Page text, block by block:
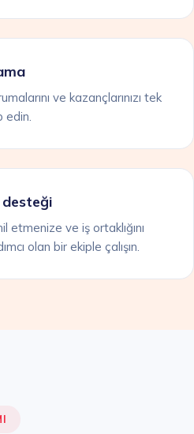
ve kazançlarınızı tek
edin.
etmenize ve iş ortaklığını
olan bir ekiple çalışın.